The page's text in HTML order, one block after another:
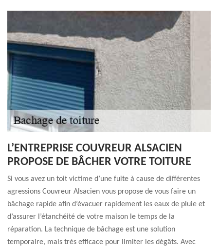
L’ENTREPRISE COUVREUR ALSACIEN
PROPOSE DE BÂCHER VOTRE TOITURE
Si vous avez un toit victime d’une fuite à cause de différentes
agressions Couvreur Alsacien vous propose de vous faire un
bâchage rapide afin d’évacuer rapidement les eaux de pluie et
d’assurer l’étanchéité de votre maison le temps de la
réparation. La technique de bâchage est une solution
temporaire, mais très efficace pour limiter les dégâts. Avec